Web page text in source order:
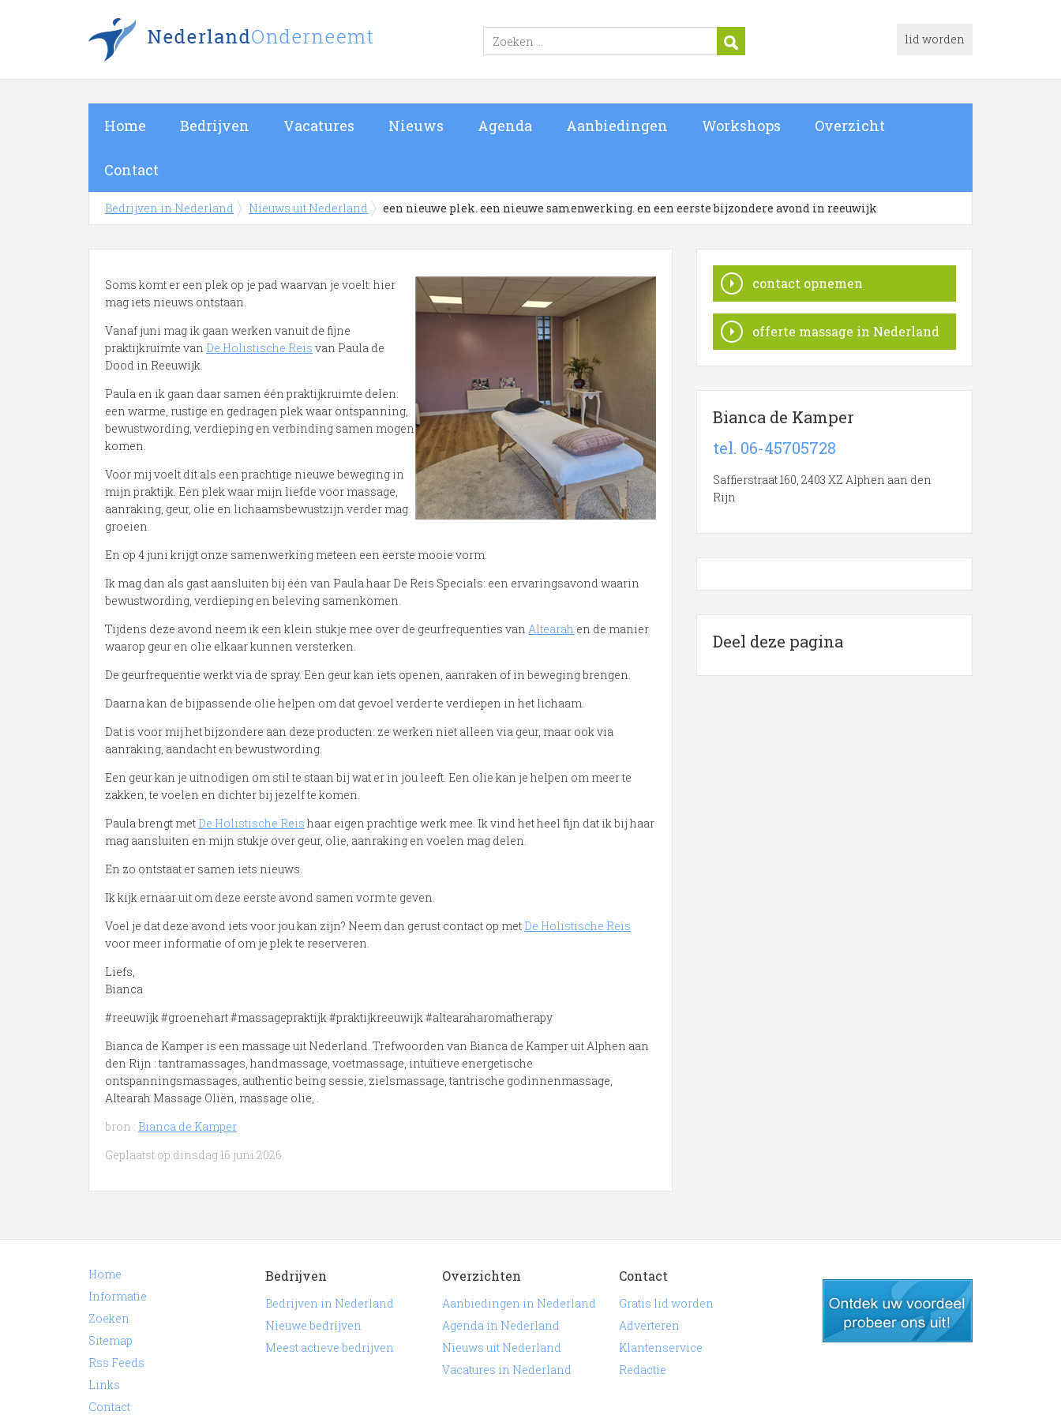
lid worden
Home Bedrijven Vacatures Nieuws Agenda Aanbiedingen Workshops Overzicht
Contact
Bedrijven in Nederland Nieuws uit Nederland een nieuwe plek. een nieuwe samenwerking. en een eerste bijzondere avond in reeuwijk
Soms komt er een plek op je pad waarvan je voelt: hier
mag iets nieuws ontstaan.
Vanaf juni mag ik gaan werken vanuit de fijne
praktijkruimte van De Holistische Reis van Paula de
Dood in Reeuwijk.
Paula en ik gaan daar samen één praktijkruimte delen:
een warme, rustige en gedragen plek waar ontspanning,
bewustwording, verdieping en verbinding samen mogen
komen.
Voor mij voelt dit als een prachtige nieuwe beweging in
mijn praktijk. Een plek waar mijn liefde voor massage,
aanraking, geur, olie en lichaamsbewustzijn verder mag
groeien.
En op 4 juni krijgt onze samenwerking meteen een eerste mooie vorm.
Ik mag dan als gast aansluiten bij één van Paula haar De Reis Specials: een ervaringsavond waarin
bewustwording, verdieping en beleving samenkomen.
Tijdens deze avond neem ik een klein stukje mee over de geurfrequenties van Altearah en de manier
waarop geur en olie elkaar kunnen versterken.
De geurfrequentie werkt via de spray. Een geur kan iets openen, aanraken of in beweging brengen.
Daarna kan de bijpassende olie helpen om dat gevoel verder te verdiepen in het lichaam.
Dat is voor mij het bijzondere aan deze producten: ze werken niet alleen via geur, maar ook via
aanraking, aandacht en bewustwording.
Een geur kan je uitnodigen om stil te staan bij wat er in jou leeft. Een olie kan je helpen om meer te
zakken, te voelen en dichter bij jezelf te komen.
Paula brengt met De Holistische Reis haar eigen prachtige werk mee. Ik vind het heel fijn dat ik bij haar
mag aansluiten en mijn stukje over geur, olie, aanraking en voelen mag delen.
En zo ontstaat er samen iets nieuws.
Ik kijk ernaar uit om deze eerste avond samen vorm te geven.
Voel je dat deze avond iets voor jou kan zijn? Neem dan gerust contact op met De Holistische Reis
voor meer informatie of om je plek te reserveren.
Liefs,
Bianca
#reeuwijk #groenehart #massagepraktijk #praktijkreeuwijk #altearaharomatherapy
Bianca de Kamper is een massage uit Nederland. Trefwoorden van Bianca de Kamper uit Alphen aan
den Rijn : tantramassages, handmassage, voetmassage, intuïtieve energetische
ontspanningsmassages, authentic being sessie, zielsmassage, tantrische godinnenmassage,
Altearah Massage Oliën, massage olie, .
bron : Bianca de Kamper
Geplaatst op dinsdag 16 juni 2026.
contact opnemen
offerte massage in Nederland
Bianca de Kamper
tel. 06-45705728
Saffierstraat 160, 2403 XZ Alphen aan den
Rijn
Deel deze pagina
Home
Informatie
Zoeken
Sitemap
Rss Feeds
Links
Contact
Bedrijven
Bedrijven in Nederland
Nieuwe bedrijven
Meest actieve bedrijven
Overzichten
Aanbiedingen in Nederland
Agenda in Nederland
Nieuws uit Nederland
Vacatures in Nederland
Contact
Gratis lid worden
Adverteren
Klantenservice
Redactie